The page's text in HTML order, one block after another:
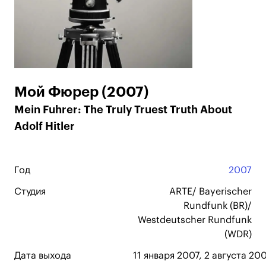
Мой Фюрер (2007)
Mein Fuhrer: The Truly Truest Truth About
Adolf Hitler
Год 2007
Студия
ARTE/ Bayerischer
Rundfunk (BR)/
Westdeutscher Rundfunk
(WDR)
Дата выхода 11 января 2007, 2 августа